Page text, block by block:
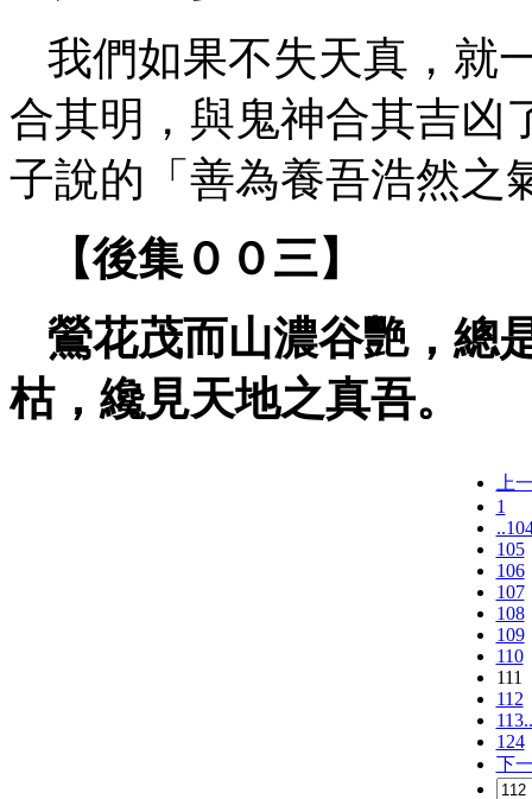
我們如果不失天真，就
合其明，與鬼神合其吉凶
子說的「善為養吾浩然之
【後集００三】
鶯花茂而山濃谷艷，總
枯，纔見天地之真吾。
上
1
105
106
107
108
109
110
111
112
113..
124
下